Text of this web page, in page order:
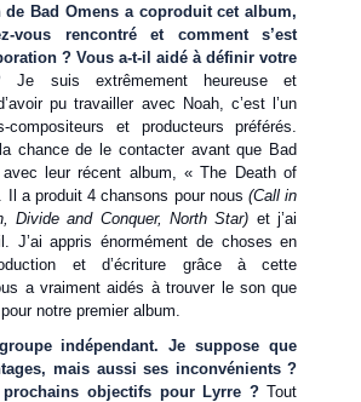
de Bad Omens a coproduit cet album,
vous rencontré et comment s’est
? Vous a-t-il aidé à définir votre
Je suis extrêmement heureuse et
pu travailler avec Noah, c’est l’un
et producteurs préférés.
chance de le contacter avant que Bad
leur récent album, « The Death of
Il a produit 4 chansons pour nous (Call in
Divide and Conquer, North Star) et j’ai
J’ai appris énormément de choses en
et d’écriture grâce à cette
a vraiment aidés à trouver le son que
notre premier album.
indépendant. Je suppose que
mais aussi ses inconvénients ?
objectifs pour Lyrre ? Tout